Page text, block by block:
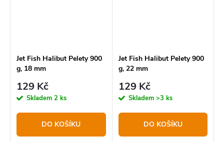
Jet Fish Halibut Pelety 900
g, 18 mm
129 Kč
Skladem 2 ks
DO KOŠÍKU
Jet Fish Halibut Pelety 900
g, 22 mm
129 Kč
Skladem >3 ks
DO KOŠÍKU